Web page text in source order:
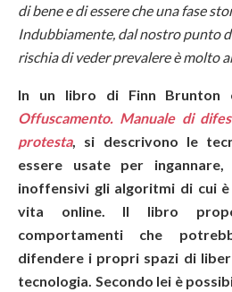
di bene e di essere che una fase
Indubbiamente, dal nostro punto
rischia di veder prevalere è molto
In un libro di Finn Brunton
Offuscamento. Manuale di
protesta, si descrivono le
essere usate per
inoffensivi gli algoritmi di cui
vita online. Il libro
comportamenti che
difendere i propri spazi di
tecnologia. Secondo lei è